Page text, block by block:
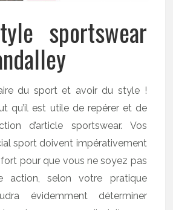
sportswear
du sport et avoir du style !
qu’il est utile de repérer et de
d’article sportswear. Vos
sport doivent impérativement
pour que vous ne soyez pas
action, selon votre pratique
évidemment déterminer